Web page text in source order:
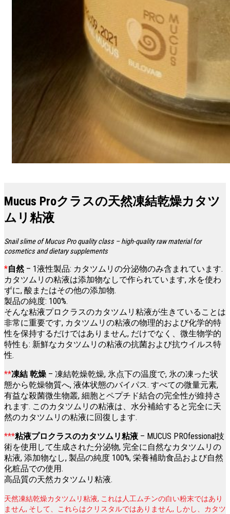
Mucus Proクラスの天然凍結乾燥カタツ
ムリ粘液
Snail slime of Mucus Pro quality class – high-quality raw material for
cosmetics and dietary supplements
*自然– 1液性製品: カタツムリの分泌物のみ含まれています.
カタツムリの粘液は添加物なしで作られています, 水を使わ
ずに, 酸またはその他の添加物.
製品の純度: 100%.
そんな粘液プロクラスのカタツムリ粘液が生きていることは
非常に重要です, カタツムリの粘液の物理的および化学的特
性を保持するだけではありません, だけでなく、微生物学的
特性も: 新鮮なカタツムリの粘液の抗菌および抗ウイルス特
性.
**凍結 乾燥 – 凍結乾燥乾燥, 氷点下の温度で, 氷の凍った状
態から乾燥物質へ, 液体状態のバイパス. すべての微量元素,
有益な殺菌微生物叢, 細胞とペプチド結合の完全性が維持さ
れます. このカタツムリの粘液は、水分補給すると完全に天
然のカタツムリの粘液に回復します.
***粘液プロクラスのカタツムリ粘液 – MUCUS PROfessional技
術を使用して生成された分泌物, 完全に自然なカタツムリの
粘液, 添加物なし, 製品の純度 100%, 栄養補助食品および自然
化粧品での使用.
高品質の天然カタツムリ粘液.
天然凍結乾燥カタツムリ粘液, これは人工ムチンの白い粉末ではあり
ません, そして、これらはクリスタルではありません, しかし、カタツ